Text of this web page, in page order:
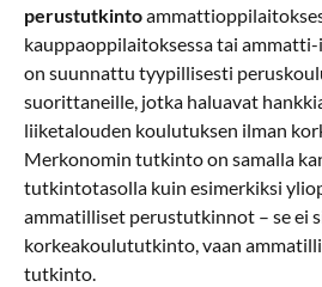
perustutkinto
kauppaoppilaitoksessa tai
on suunnattu tyypillisesti
suorittaneille, jotka haluavat
liiketalouden koulutuksen ilman
Merkonomin tutkinto on samalla
tutkintotasolla kuin esimerkiksi
ammatilliset perustutkinnot – se ei
korkeakoulututkinto, vaan
tutkinto.